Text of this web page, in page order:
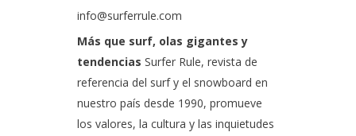
info@surferrule.com
Más que surf, olas gigantes y
tendencias Surfer Rule, revista de
referencia del surf y el snowboard en
nuestro país desde 1990, promueve
los valores, la cultura y las inquietudes